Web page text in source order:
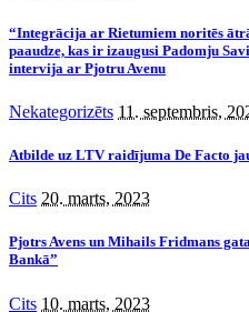
“Integrācija ar Rietumiem noritēs
paaudze, kas ir izaugusi Padomju
intervija ar Pjotru Avenu
Nekategorizēts 11. septembris,
Atbilde uz LTV raidījuma De Facto
Cits 20. marts, 2023
Pjotrs Avens un Mihails Fridmans
Bankā”
Cits 10. marts, 2023